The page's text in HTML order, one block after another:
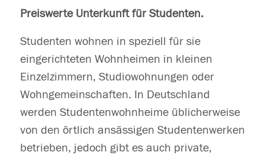
Preiswerte Unterkunft für Studenten.
Studenten wohnen in speziell für sie
eingerichteten Wohnheimen in kleinen
Einzelzimmern, Studiowohnungen oder
Wohngemeinschaften. In Deutschland
werden Studentenwohnheime üblicherweise
von den örtlich ansässigen Studentenwerken
betrieben, jedoch gibt es auch private,